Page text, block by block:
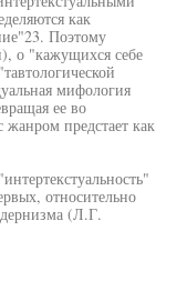
как
Поэтому
о "кажущихся себе
мифология
ее во
предстает как
относительно
(Л.Г.